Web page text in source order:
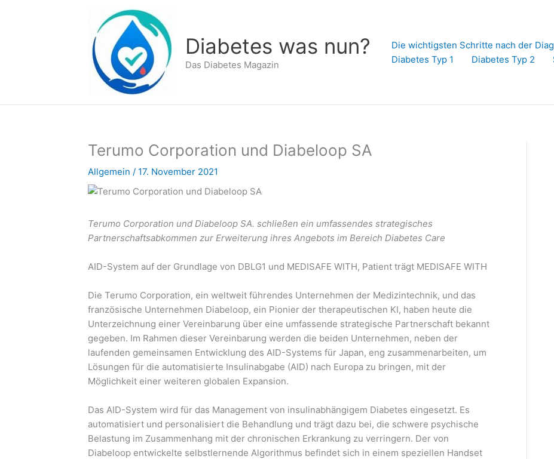
Diabetes was nun?
Das Diabetes Magazin
Die wichtigsten Schritte nach der
Diabetes Typ 1
Diabetes Typ 2
Terumo Corporation und Diabeloop SA
Allgemein / 17. November 2021
Terumo Corporation und Diabeloop SA. schließen ein umfassendes strategisches
Partnerschaftsabkommen zur Erweiterung ihres Angebots im Bereich Diabetes Care
AID-System auf der Grundlage von DBLG1 und MEDISAFE WITH, Patient trägt MEDISAFE WITH
Die Terumo Corporation, ein weltweit führendes Unternehmen der Medizintechnik, und das
französische Unternehmen Diabeloop, ein Pionier der therapeutischen KI, haben heute die
Unterzeichnung einer Vereinbarung über eine umfassende strategische Partnerschaft bekannt
gegeben. Im Rahmen dieser Vereinbarung werden die beiden Unternehmen, neben der
laufenden gemeinsamen Entwicklung des AID-Systems für Japan, eng zusammenarbeiten, um
Lösungen für die automatisierte Insulinabgabe (AID) nach Europa zu bringen, mit der
Möglichkeit einer weiteren globalen Expansion.
Das AID-System wird für das Management von insulinabhängigem Diabetes eingesetzt. Es
automatisiert und personalisiert die Behandlung und trägt dazu bei, die schwere psychische
Belastung im Zusammenhang mit der chronischen Erkrankung zu verringern. Der von
Diabeloop entwickelte selbstlernende Algorithmus befindet sich in einem speziellen Handset